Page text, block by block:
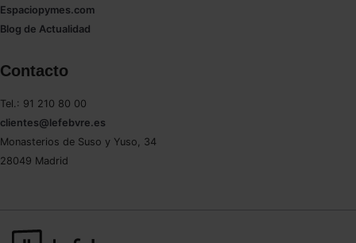
Saber más acerca de las cookies
Espaciopymes.com
Blog de Actualidad
Contacto
Tel.: 91 210 80 00
clientes@lefebvre.es
Monasterios de Suso y Yuso, 34
28049 Madrid